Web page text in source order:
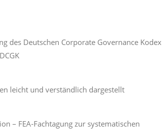
des Deutschen Corporate Governance Kodex
leicht und verständlich dargestellt
– FEA-Fachtagung zur systematischen